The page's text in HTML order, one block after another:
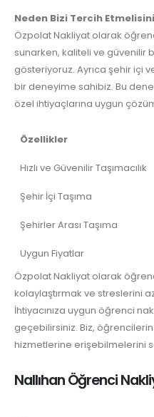
Neden Bizi Tercih
Özpolat Nakliyat olarak
sunarken, kaliteli ve güvenilir
gösteriyoruz. Ayrıca şehir içi
bir deneyime sahibiz. Bu
özel ihtiyaçlarına uygun
Özellikler
Hızlı ve Güvenilir Taşımacılık
Şehir İçi Taşıma
Şehirler Arası Taşıma
Uygun Fiyatlar
Özpolat Nakliyat olarak
kolaylaştırmak ve streslerini
İhtiyacınıza uygun öğrenci
geçebilirsiniz. Biz, öğrencilerin
hizmetlerine erişebilmelerini
Nallıhan Öğrenci